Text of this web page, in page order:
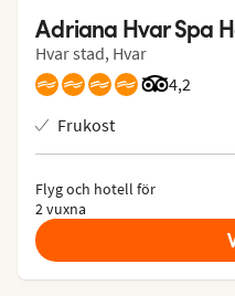
Adriana Hvar Spa
Hvar stad, Hvar
4,2
Betyg
Frukost
Flyg och hotell för
2 vuxna